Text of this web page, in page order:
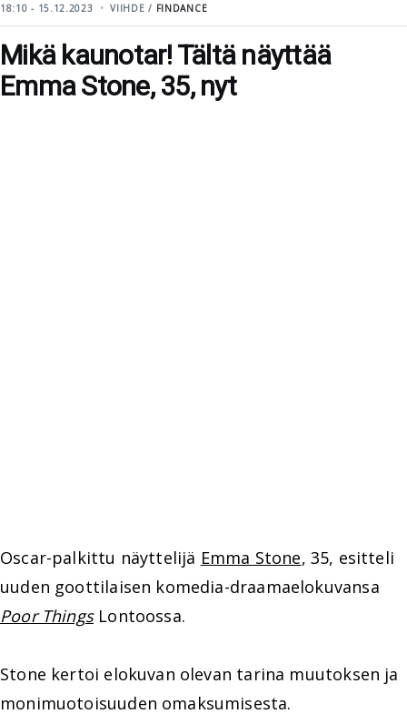
18:10 - 15.12.2023 VIIHDE / FINDANCE
Mikä kaunotar! Tältä näyttää
Emma Stone, 35, nyt
Oscar-palkittu näyttelijä Emma Stone, 35, esitteli
uuden goottilaisen komedia-draamaelokuvansa
Poor ThingsLontoossa.
Stone kertoi elokuvan olevan tarina muutoksen ja
monimuotoisuuden omaksumisesta.